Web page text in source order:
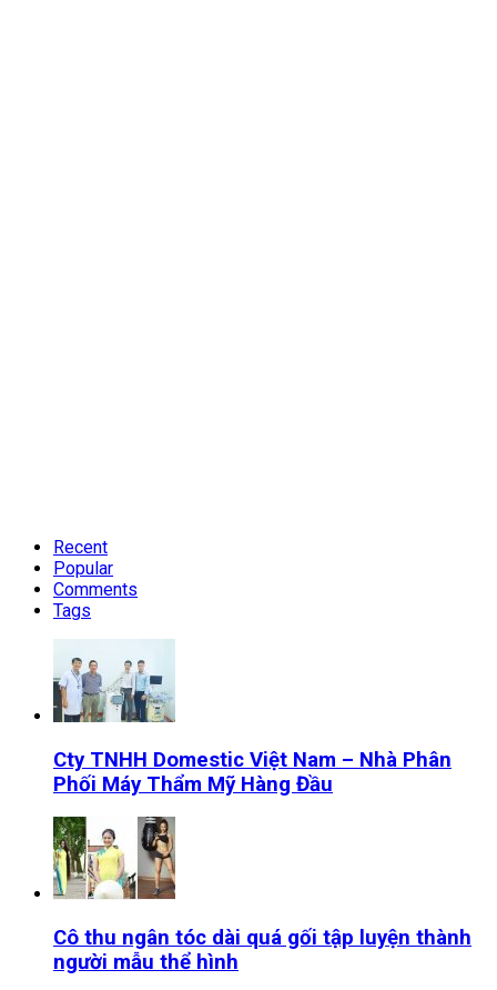
Recent
Popular
Comments
Tags
Cty TNHH Domestic Việt Nam – Nhà Phân
Phối Máy Thẩm Mỹ Hàng Đầu
Cô thu ngân tóc dài quá gối tập luyện thành
người mẫu thể hình